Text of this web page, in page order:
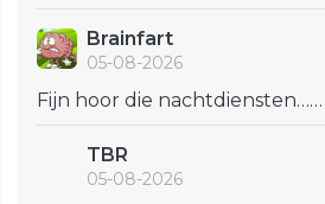
Brainfart
05-08-2026
Fijn hoor die nachtdiensten……
TBR
05-08-2026